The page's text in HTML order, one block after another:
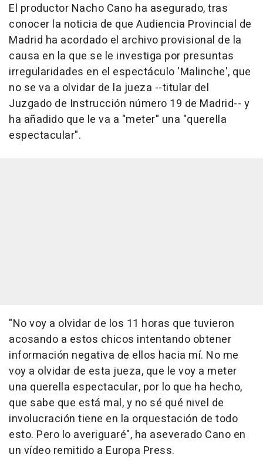
El productor Nacho Cano ha asegurado, tras
conocer la noticia de que Audiencia Provincial de
Madrid ha acordado el archivo provisional de la
causa en la que se le investiga por presuntas
irregularidades en el espectáculo 'Malinche', que
no se va a olvidar de la jueza --titular del
Juzgado de Instrucción número 19 de Madrid-- y
ha añadido que le va a "meter" una "querella
espectacular".
"No voy a olvidar de los 11 horas que tuvieron
acosando a estos chicos intentando obtener
información negativa de ellos hacia mí. No me
voy a olvidar de esta jueza, que le voy a meter
una querella espectacular, por lo que ha hecho,
que sabe que está mal, y no sé qué nivel de
involucración tiene en la orquestación de todo
esto. Pero lo averiguaré", ha aseverado Cano en
un vídeo remitido a Europa Press.